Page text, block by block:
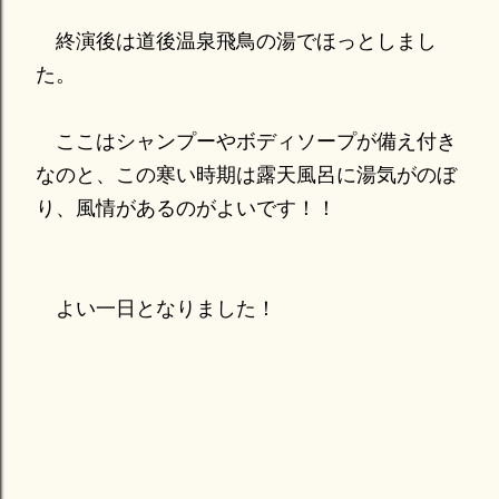
終演後は道後温泉飛鳥の湯でほっとしまし
た。
ここはシャンプーやボディソープが備え付き
なのと、この寒い時期は露天風呂に湯気がのぼ
り、風情があるのがよいです！！
よい一日となりました！